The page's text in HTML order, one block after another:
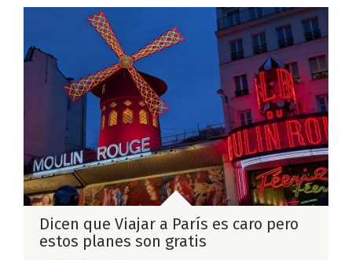
Dicen que Viajar a París es caro pero
estos planes son gratis